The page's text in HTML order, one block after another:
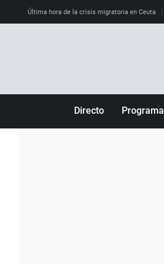
Última hora de la crisis migratoria en Ceuta
Directo